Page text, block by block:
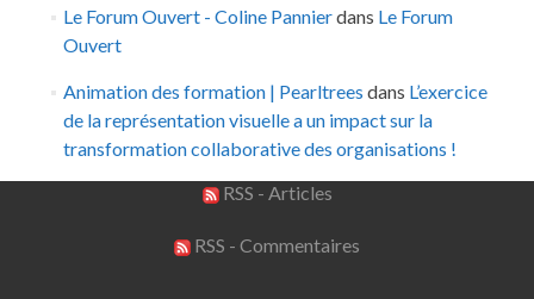
Le Forum Ouvert - Coline Pannierdans Le Forum
Ouvert
Animation des formation | Pearltrees dans L’exercice
de la représentation visuelle a un impact sur la
transformation collaborative des organisations !
RSS - Articles
RSS - Commentaires